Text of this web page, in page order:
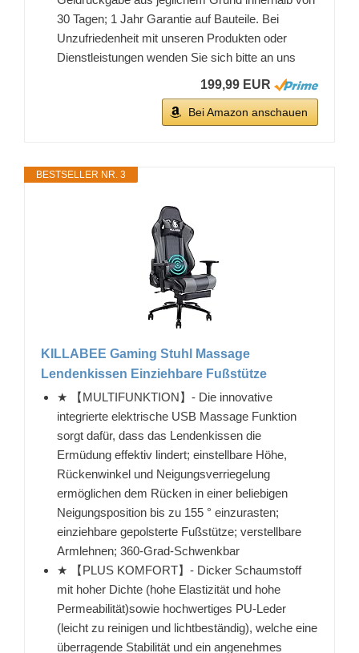
30 Tagen; 1 Jahr Garantie auf Bauteile. Bei
Unzufriedenheit mit unseren Produkten oder
Dienstleistungen wenden Sie sich bitte an uns
199,99 EUR
Bei Amazon anschauen
BESTSELLER NR. 3
KILLABEE Gaming Stuhl Massage
Lendenkissen Einziehbare Fußstütze
★ 【MULTIFUNKTION】- Die innovative
integrierte elektrische USB Massage Funktion
sorgt dafür, dass das Lendenkissen die
Ermüdung effektiv lindert; einstellbare Höhe,
Rückenwinkel und Neigungsverriegelung
ermöglichen dem Rücken in einer beliebigen
Neigungsposition bis zu 155 ° einzurasten;
einziehbare gepolsterte Fußstütze; verstellbare
Armlehnen; 360-Grad-Schwenkbar
★ 【PLUS KOMFORT】- Dicker Schaumstoff
mit hoher Dichte (hohe Elastizität und hohe
Permeabilität)sowie hochwertiges PU-Leder
(leicht zu reinigen und lichtbeständig), welche eine
überragende Stabilität und ein angenehmes